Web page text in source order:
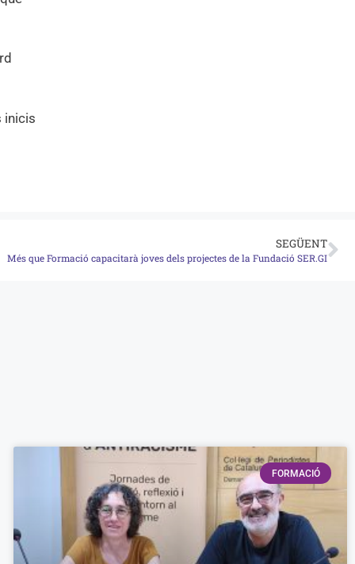
inicis
SEGÜENT
Més que Formació capacitarà joves dels projectes de la Fundació SER.GI
FORMACIÓ